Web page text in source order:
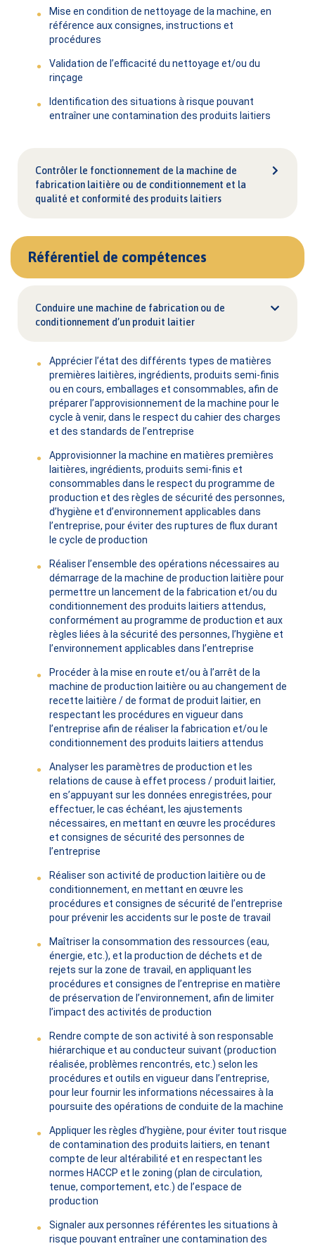
Mise en condition de nettoyage de la machine, en
référence aux consignes, instructions et
procédures
Validation de l’efficacité du nettoyage et/ou du
rinçage
Identification des situations à risque pouvant
entraîner une contamination des produits laitiers
Contrôler le fonctionnement de la machine de
fabrication laitière ou de conditionnement et la
qualité et conformité des produits laitiers
Référentiel de compétences
Conduire une machine de fabrication ou de
conditionnement d’un produit laitier
Apprécier l’état des différents types de matières
premières laitières, ingrédients, produits semi-finis
ou en cours, emballages et consommables, afin de
préparer l’approvisionnement de la machine pour le
cycle à venir, dans le respect du cahier des charges
et des standards de l’entreprise
Approvisionner la machine en matières premières
laitières, ingrédients, produits semi-finis et
consommables dans le respect du programme de
production et des règles de sécurité des personnes,
d’hygiène et d’environnement applicables dans
l’entreprise, pour éviter des ruptures de flux durant
le cycle de production
Réaliser l’ensemble des opérations nécessaires au
démarrage de la machine de production laitière pour
permettre un lancement de la fabrication et/ou du
conditionnement des produits laitiers attendus,
conformément au programme de production et aux
règles liées à la sécurité des personnes, l’hygiène et
l’environnement applicables dans l’entreprise
Procéder à la mise en route et/ou à l’arrêt de la
machine de production laitière ou au changement de
recette laitière / de format de produit laitier, en
respectant les procédures en vigueur dans
l’entreprise afin de réaliser la fabrication et/ou le
conditionnement des produits laitiers attendus
Analyser les paramètres de production et les
relations de cause à effet process / produit laitier,
en s’appuyant sur les données enregistrées, pour
effectuer, le cas échéant, les ajustements
nécessaires, en mettant en œuvre les procédures
et consignes de sécurité des personnes de
l’entreprise
Réaliser son activité de production laitière ou de
conditionnement, en mettant en œuvre les
procédures et consignes de sécurité de l’entreprise
pour prévenir les accidents sur le poste de travail
Maîtriser la consommation des ressources (eau,
énergie, etc.), et la production de déchets et de
rejets sur la zone de travail, en appliquant les
procédures et consignes de l’entreprise en matière
de préservation de l’environnement, afin de limiter
l’impact des activités de production
Rendre compte de son activité à son responsable
hiérarchique et au conducteur suivant (production
réalisée, problèmes rencontrés, etc.) selon les
procédures et outils en vigueur dans l’entreprise,
pour leur fournir les informations nécessaires à la
poursuite des opérations de conduite de la machine
Appliquer les règles d’hygiène, pour éviter tout risque
de contamination des produits laitiers, en tenant
compte de leur altérabilité et en respectant les
normes HACCP et le zoning (plan de circulation,
tenue, comportement, etc.) de l’espace de
production
Signaler aux personnes référentes les situations à
risque pouvant entraîner une contamination des